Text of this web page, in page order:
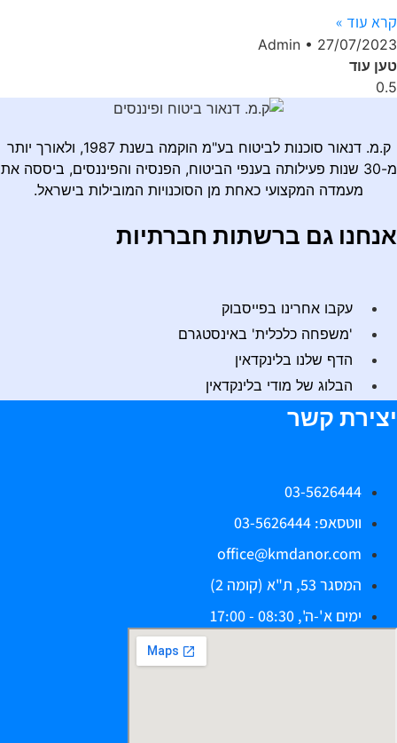
קרא עוד »
Admin
27/07/2023
טען עוד
ק.מ. דנאור סוכנות לביטוח בע"מ הוקמה בשנת 1987, ולאורך יותר
מ-30 שנות פעילותה בענפי הביטוח, הפנסיה והפיננסים, ביססה את
מעמדה המקצועי כאחת מן הסוכנויות המובילות בישראל.
אנחנו גם ברשתות חברתיות
עקבו אחרינו בפייסבוק
'משפחה כלכלית' באינסטגרם
הדף שלנו בלינקדאין
הבלוג של מודי בלינקדאין
יצירת קשר
03-5626444
ווטסאפ: 03-5626444
office@kmdanor.com
המסגר 53, ת"א (קומה 2)
ימים א'-ה', 08:30 - 17:00